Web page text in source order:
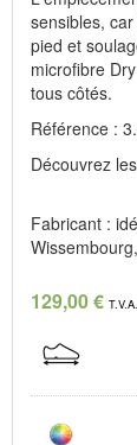
sensibles,
pied et
microfibre
tous côtés.
Référence :
Découvrez
Fabricant :
129,00 €